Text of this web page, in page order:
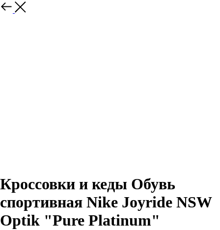
Назад
Кроссовки и кеды Обувь
спортивная Nike Joyride NSW
Optik "Pure Platinum"